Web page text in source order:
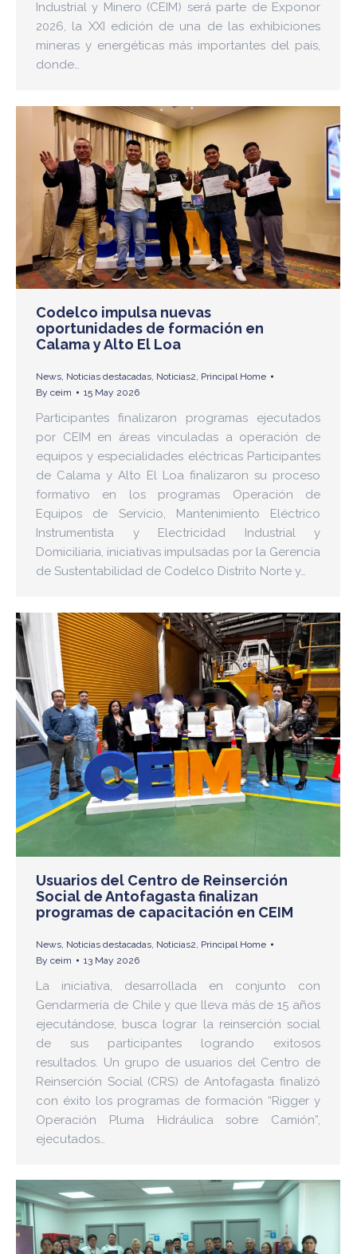
Industrial y Minero (CEIM) será parte de Exponor
2026, la XXI edición de una de las exhibiciones
mineras y energéticas más importantes del país,
donde…
Codelco impulsa nuevas
oportunidades de formación en
Calama y Alto El Loa
News, Noticias destacadas, Noticias2, Principal Home
By ceim 15 May 2026
Participantes finalizaron programas ejecutados
por CEIM en áreas vinculadas a operación de
equipos y especialidades eléctricas Participantes
de Calama y Alto El Loa finalizaron su proceso
formativo en los programas Operación de
Equipos de Servicio, Mantenimiento Eléctrico
Instrumentista y Electricidad Industrial y
Domiciliaria, iniciativas impulsadas por la Gerencia
de Sustentabilidad de Codelco Distrito Norte y…
Usuarios del Centro de Reinserción
Social de Antofagasta finalizan
programas de capacitación en CEIM
News Noticias destacadas Noticias2 Principal Home
By ceim 13 May 2026
La iniciativa, desarrollada en conjunto con
Gendarmería de Chile y que lleva más de 15 años
ejecutándose, busca lograr la reinserción social
de sus participantes logrando exitosos
resultados. Un grupo de usuarios del Centro de
Reinserción Social (CRS) de Antofagasta finalizó
con éxito los programas de formación “Rigger y
Operación Pluma Hidráulica sobre Camión”,
ejecutados…